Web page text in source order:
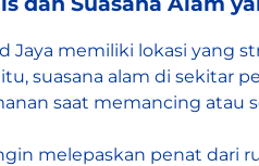
Jaya memiliki lokasi yang
suasana alam di sekitar
saat memancing atau
melepaskan penat dari